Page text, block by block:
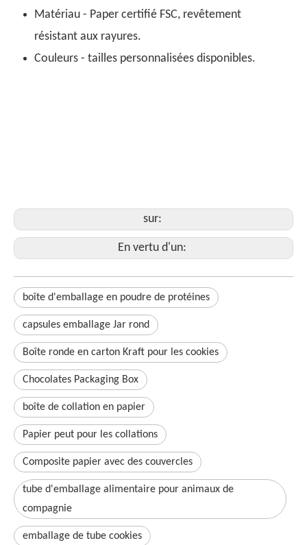
Matériau - Paper certifié FSC, revêtement
résistant aux rayures.
Couleurs - tailles personnalisées disponibles.
sur:
En vertu d'un:
boîte d'emballage en poudre de protéines
capsules emballage Jar rond
Boîte ronde en carton Kraft pour les cookies
Chocolates Packaging Box
boîte de collation en papier
Papier peut pour les collations
Composite papier avec des couvercles
tube d'emballage alimentaire pour animaux de
compagnie
emballage de tube cookies